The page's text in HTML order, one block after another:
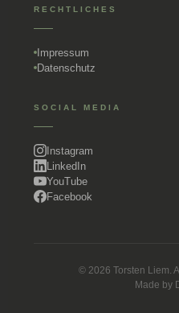
RECHTLICHES
Impressum
Datenschutz
SOCIAL MEDIA
Instagram
LinkedIn
YouTube
Facebook
© 2026 Torsten Liem.
Made by